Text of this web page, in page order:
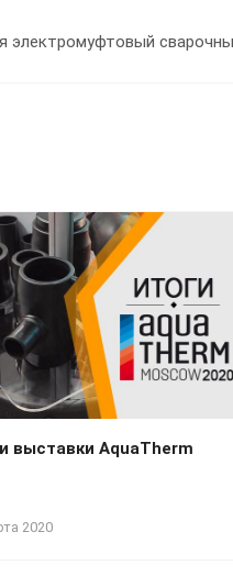
электромуфтовый
2020
выставки AquaTherm